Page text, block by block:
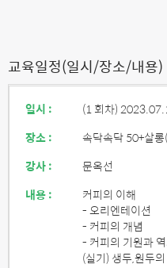
교육일정(일시/장소/내용)
일시 : (1 회차)
장소 :
속닥속닥 50+살롱
강사 :
문옥선
내용 :
커피의 이해
- 오리엔테이션
- 커피의 개념
- 커피의 기원과
(실기) 생두,원두